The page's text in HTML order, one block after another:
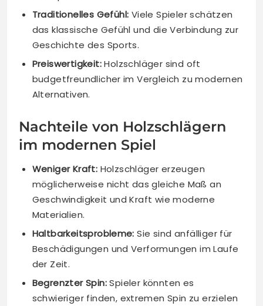
Traditionelles Gefühl: Viele Spieler schätzen
das klassische Gefühl und die Verbindung zur
Geschichte des Sports.
Preiswertigkeit:Holzschläger sind oft
budgetfreundlicher im Vergleich zu modernen
Alternativen.
Nachteile von Holzschlägern
im modernen Spiel
Weniger Kraft: Holzschläger erzeugen
möglicherweise nicht das gleiche Maß an
Geschwindigkeit und Kraft wie moderne
Materialien.
Haltbarkeitsprobleme: Sie sind anfälliger für
Beschädigungen und Verformungen im Laufe
der Zeit.
Begrenzter Spin:Spieler könnten es
schwieriger finden, extremen Spin zu erzielen